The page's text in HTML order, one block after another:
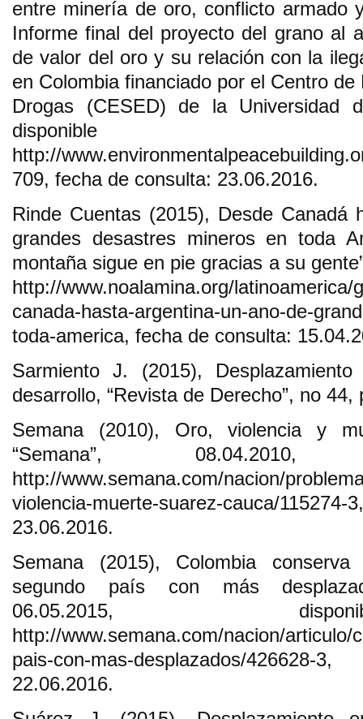
entre minería de oro, conflicto armado
Informe final del proyecto del grano al
de valor del oro y su relación con la
en Colombia financiado por el Centro
Drogas (CESED) de la Universidad
http://
709, fecha de consulta: 23.06.2016.
Rinde Cuentas (2015), Desde Canadá
grandes desastres mineros en toda
montaña sigue en pie gracias a su
http://www.noalamina.org/latinoamerica/
canada-hasta-argentina-un-ano-de-
toda-america, fecha de consulta:
Sarmiento J. (2015),
desarrollo, “Revista de Derecho”, no 44,
Semana (2010), Oro, violencia y
“Semana”,
http://www.semana.com/nacion/
violencia-muerte-suarez-cauca/
23.06.2016.
Semana (2015), Colombia
segundo país con más
06.05.2015,
http://www.semana.com/nacion/articulo/
pais-con-mas-desplazados/
22.06.2016.